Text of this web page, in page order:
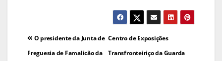
Navegação
de
Centro de Exposições
Transfronteiriço da Guarda
O presidente da Junta de
Freguesia de Famalicão da